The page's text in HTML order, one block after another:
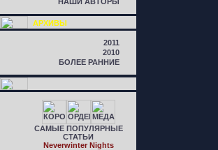
АРХИВЫ
2011
2010
БОЛЕЕ РАННИЕ
САМЫЕ ПОПУЛЯРНЫЕ
СТАТЬИ
Neverwinter Nights